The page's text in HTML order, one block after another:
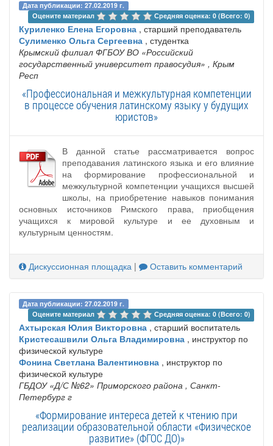
Дата публикации: 27.02.2019 г.
Оцените материал
Средняя оценка: 0 (Всего: 0)
Куриленко Елена Егоровна , старший преподаватель
Сулименко Ольга Сергеевна , студентка
Крымский филиал ФГБОУ ВО «Российский
государственный университет правосудия» , Крым
Респ
«Профессиональная и межкультурная компетенции
в процессе обучения латинскому языку у будущих
юристов»
В данной статье рассматривается вопрос
преподавания латинского языка и его влияние
на формирование профессиональной и
межкультурной компетенции учащихся высшей
школы, на приобретение навыков понимания
основных источников Римского права, приобщения
учащихся к мировой культуре и ее духовным и
культурным ценностям.
Дискуссионная площадка | Оставить комментарий
Дата публикации: 27.02.2019 г.
Оцените материал
Средняя оценка: 0 (Всего: 0)
Ахтырская Юлия Викторовна , старший воспитатель
Кристесашвили Ольга Владимировна , инструктор по
физической культуре
Фонина Светлана Валентиновна , инструктор по
физической культуре
ГБДОУ «Д/С №62» Приморского района , Санкт-
Петербург г
«Формирование интереса детей к чтению при
реализации образовательной области «Физическое
развитие» (ФГОС ДО)»